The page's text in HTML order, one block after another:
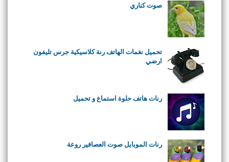
صوت كناري
تحميل نغمات الهاتف رنة كلاسيكية جرس تليفون
ارضي
رنات هاتف حلوة استماع و تحميل
رنات الموبايل صوت العصافير روعة